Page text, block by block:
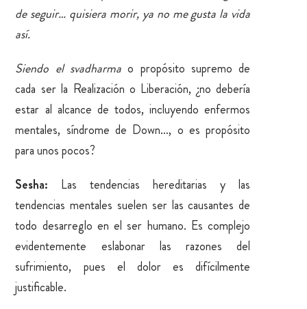
de seguir… quisiera morir, ya no me gusta la vida
así.
Siendo el svadharmao propósito supremo de
cada ser la Realización o Liberación, ¿no debería
estar al alcance de todos, incluyendo enfermos
mentales, síndrome de Down…, o es propósito
para unos pocos?
Sesha: Las tendencias hereditarias y las
tendencias mentales suelen ser las causantes de
todo desarreglo en el ser humano. Es complejo
evidentemente eslabonar las razones del
sufrimiento, pues el dolor es difícilmente
justificable.